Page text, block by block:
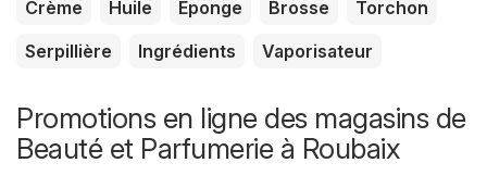
Crème
Huile Eponge Brosse
Torchon
Serpillière
Ingrédients Vaporisateur
Promotions en ligne des magasins de
Beauté et Parfumerie à Roubaix